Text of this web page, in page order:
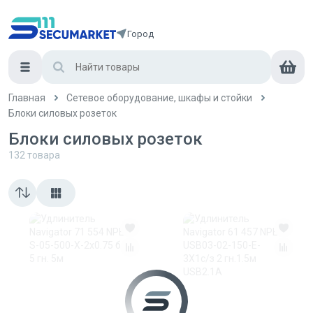
Город
Главная
Сетевое оборудование, шкафы и стойки
Блоки силовых розеток
Блоки силовых розеток
132 товара